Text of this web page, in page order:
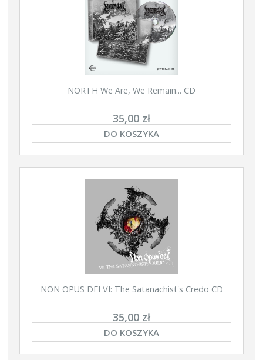
NORTH We Are, We Remain... CD
35,00 zł
DO KOSZYKA
NON OPUS DEI VI: The Satanachist's Credo CD
35,00 zł
DO KOSZYKA